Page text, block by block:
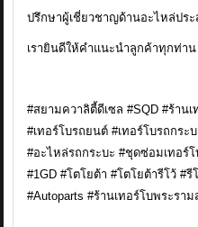
ปรึกษาผู้เชี่ยวชาญด้านอะไหล่ปร
เรายินดีให้คำแนะนำลูกค้าทุกท่าน
#สยามควาลิตี้ดีเซล #SQD #ร้าน
#เทอร์โบรถยนต์ #เทอร์โบรถกร
#อะไหล่รถกระบะ #ชุดซ่อมเทอร์
#1GD #โตโยต้า #โตโยต้ารีโว้ #
#Autoparts #ร้านเทอร์โบพระราม